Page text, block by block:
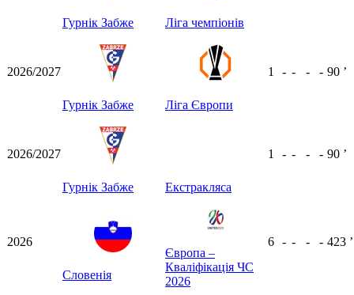
Гурнік Забже Ліга чемпіонів
2026/2027
Гурнік Забже Ліга Європи
1 - - - - 90 ʼ
2026/2027
Гурнік Забже Екстракляса
1 - - - - 90 ʼ
2026
Словенія
Європа –
Кваліфікація ЧС
2026
6 - - - - 423 ʼ